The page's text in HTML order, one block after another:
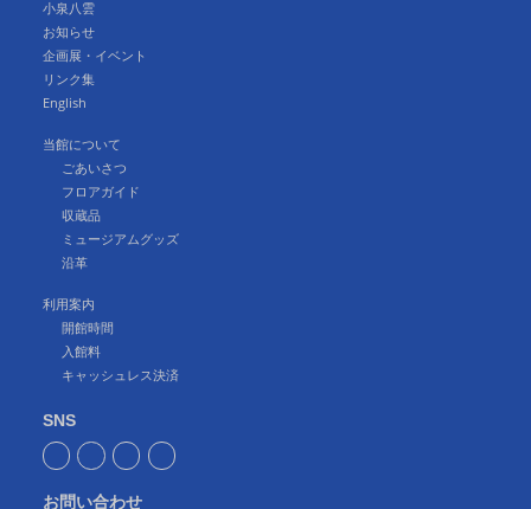
小泉八雲
お知らせ
企画展・イベント
リンク集
English
当館について
ごあいさつ
フロアガイド
収蔵品
ミュージアムグッズ
沿革
利用案内
開館時間
入館料
キャッシュレス決済
SNS
お問い合わせ